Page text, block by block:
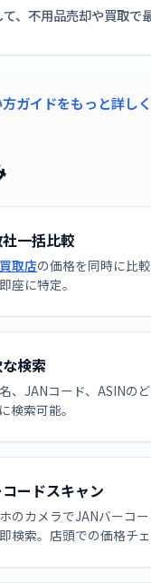
、不用品売却や買取で
ガイドをもっと詳し
一括比較
取店の価格を同時に比
座に特定。
検索
、JANコード、ASINの
検索可能。
ードスキャン
のカメラでJANバーコ
検索。店頭での価格チェ